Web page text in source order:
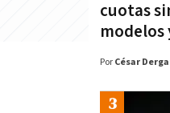
cuotas
modelos
Por César